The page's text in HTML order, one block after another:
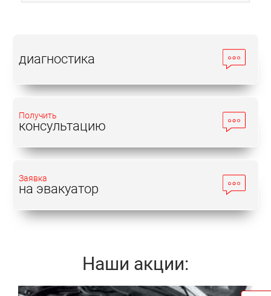
диагностика
Получить
консультацию
Заявка
на эвакуатор
Наши акции: